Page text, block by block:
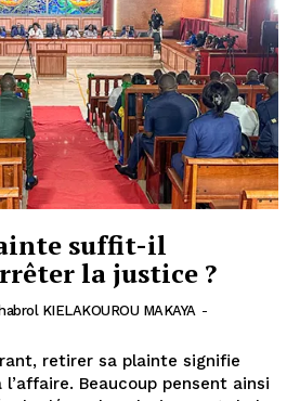
suffit-il
la justice ?
KIELAKOUROU MAKAYA -
retirer sa plainte signifie
Beaucoup pensent ainsi